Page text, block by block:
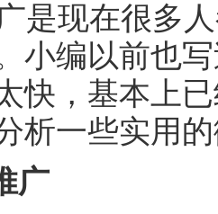
是现在很多
小编以前也
快，基本上
析一些实用
广